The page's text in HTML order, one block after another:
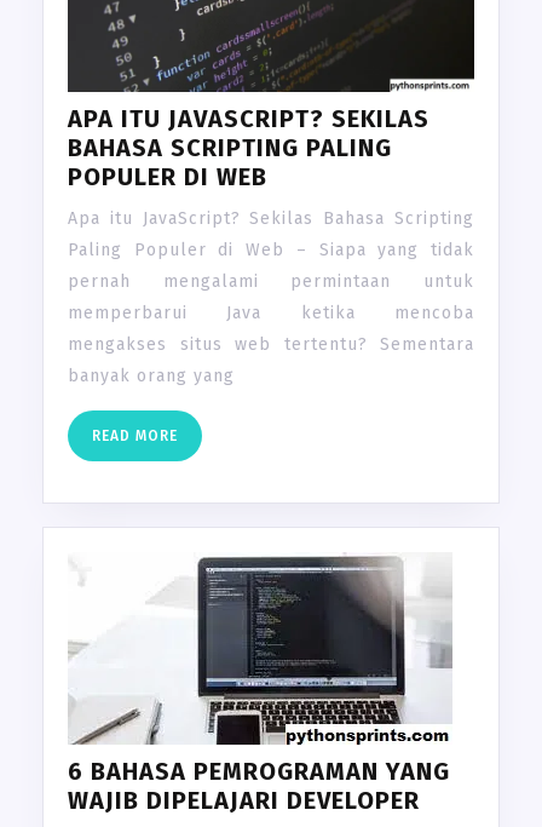
APA ITU JAVASCRIPT? SEKILAS
BAHASA SCRIPTING PALING
POPULER DI WEB
Apa itu JavaScript? Sekilas Bahasa Scripting
Paling Populer di Web – Siapa yang tidak
pernah mengalami permintaan untuk
memperbarui Java ketika mencoba
mengakses situs web tertentu? Sementara
banyak orang yang
READ MORE READ
MORE
6 BAHASA PEMROGRAMAN YANG
WAJIB DIPELAJARI DEVELOPER